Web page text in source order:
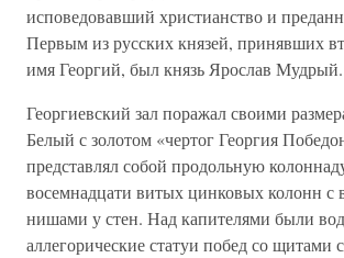
исповедовавший христианство и
Первым из русских князей, принявших
имя Георгий, был князь Ярослав Мудрый.
Георгиевский зал поражал своими
Белый с золотом «чертог Георгия
представлял собой продольную
восемнадцати витых цинковых колонн с
нишами у стен. Над капителями были
аллегорические статуи побед со щитами